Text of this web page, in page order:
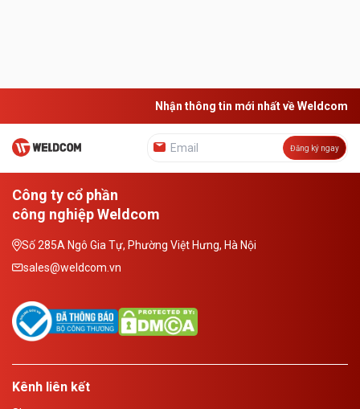
Nhận thông tin mới nhất về Weldcom
Đăng ký ngay
Công ty cổ phần
công nghiệp Weldcom
Số 285A Ngô Gia Tự, Phường Việt Hưng, Hà Nội
sales@weldcom.vn
Kênh liên kết